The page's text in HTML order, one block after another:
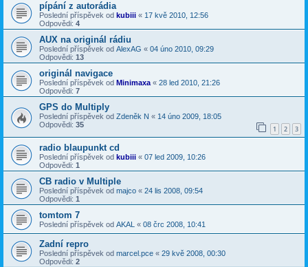
pípání z autorádia
Poslední příspěvek od kubiii « 17 kvě 2010, 12:56
Odpovědi: 4
AUX na originál rádiu
Poslední příspěvek od AlexAG « 04 úno 2010, 09:29
Odpovědi: 13
originál navigace
Poslední příspěvek od Minimaxa« 28 led 2010, 21:26
Odpovědi: 7
GPS do Multiply
Poslední příspěvek od Zdeněk N « 14 úno 2009, 18:05
Odpovědi: 35 1 2 3
radio blaupunkt cd
Poslední příspěvek od kubiii « 07 led 2009, 10:26
Odpovědi: 1
CB radio v Multiple
Poslední příspěvek od majco « 24 lis 2008, 09:54
Odpovědi: 1
tomtom 7
Poslední příspěvek od AKAL « 08 črc 2008, 10:41
Zadní repro
Poslední příspěvek od marcel.pce « 29 kvě 2008, 00:30
Odpovědi: 2